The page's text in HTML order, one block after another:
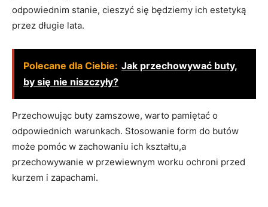
odpowiednim stanie, cieszyć się będziemy ich estetyką
przez długie lata.
Polecane dla Ciebie: Jak przechowywać buty,
by się nie niszczyły?
Przechowując buty zamszowe, warto pamiętać o
odpowiednich warunkach. Stosowanie form do butów
może pomóc w zachowaniu ich kształtu,a
przechowywanie w przewiewnym worku ochroni przed
kurzem i zapachami.